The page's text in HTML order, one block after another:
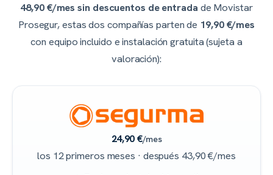
48,90 €/mes sin descuentos de entrada de Movistar
Prosegur, estas dos compañías parten de 19,90 €/mes
con equipo incluido e instalación gratuita (sujeta a
valoración):
24,90 €/mes
los 12 primeros meses · después 43,90 €/mes